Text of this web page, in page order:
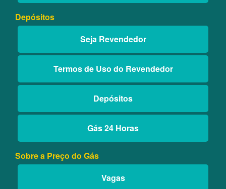
Depósitos
Seja Revendedor
Termos de Uso do Revendedor
Depósitos
Gás 24 Horas
Sobre a Preço do Gás
Vagas